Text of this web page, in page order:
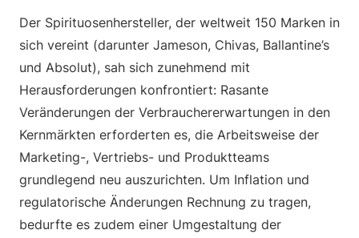
Der Spirituosenhersteller, der weltweit 150 Marken in
sich vereint (darunter Jameson, Chivas, Ballantine’s
und Absolut), sah sich zunehmend mit
Herausforderungen konfrontiert: Rasante
Veränderungen der Verbrauchererwartungen in den
Kernmärkten erforderten es, die Arbeitsweise der
Marketing-, Vertriebs- und Produktteams
grundlegend neu auszurichten. Um Inflation und
regulatorische Änderungen Rechnung zu tragen,
bedurfte es zudem einer Umgestaltung der